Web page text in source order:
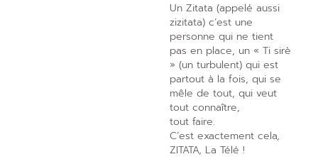
Un Zitata (appelé aussi
zizitata) c’est une
personne qui ne tient
pas en place, un « Ti sirè
» (un turbulent) qui est
partout à la fois, qui se
mêle de tout, qui veut
tout connaître,
tout faire.
C’est exactement cela,
ZITATA, La Télé !